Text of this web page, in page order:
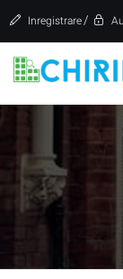
Inregistrare /